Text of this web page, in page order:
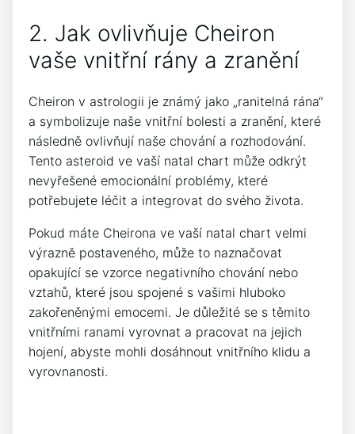
2. Jak ovlivňuje Cheiron
vaše vnitřní rány a zranění
Cheiron v astrologii je známý jako „ranitelná rána“
a symbolizuje naše vnitřní bolesti a zranění, které
následně ovlivňují naše chování a rozhodování.
Tento asteroid ve vaší natal chart může odkrýt
nevyřešené emocionální problémy, které
potřebujete léčit a integrovat do svého života.
Pokud máte Cheirona ve vaší natal chart velmi
výrazně postaveného, může to naznačovat
opakující se vzorce negativního chování nebo
vztahů, které jsou spojené s vašimi hluboko
zakořeněnými emocemi. Je důležité se s těmito
vnitřními ranami vyrovnat a pracovat na jejich
hojení, abyste mohli dosáhnout vnitřního klidu a
vyrovnanosti.